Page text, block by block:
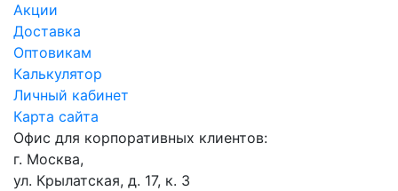
Акции
Доставка
Оптовикам
Калькулятор
Личный кабинет
Карта сайта
Офис для корпоративных клиентов:
г. Москва,
ул. Крылатская, д. 17, к. 3